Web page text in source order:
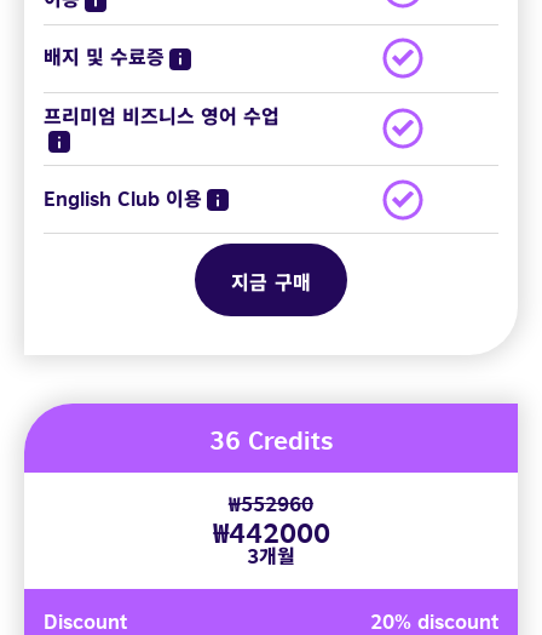
배지 및 수료증
프리미엄 비즈니스 영어 수업
English Club 이용
지금 구매
36 Credits
₩552960
₩442000
3개월
Discount 20% discount